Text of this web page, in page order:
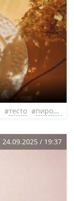
тесто пирожные
24.09.2025 / 19:37